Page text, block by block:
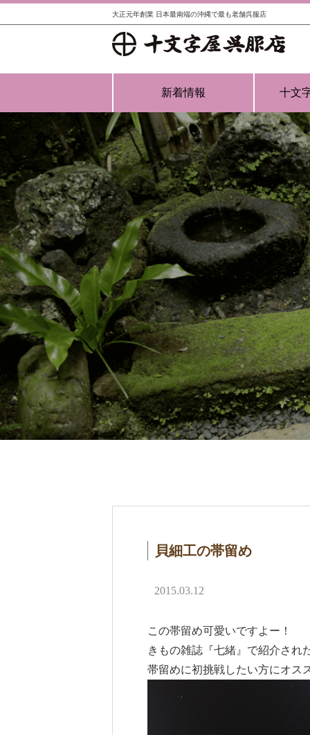
大正元年創業 日本最南端の沖縄で最も老舗呉服店
新着情報 十文
貝細工の帯留め
2015.03.12
この帯留め可愛いですよー！
きもの雑誌『七緒』で紹介され
帯留めに初挑戦したい方にオス